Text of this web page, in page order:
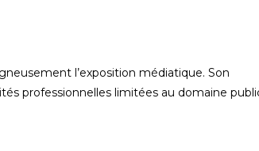
l’exposition médiatique. Son
professionnelles limitées au domaine